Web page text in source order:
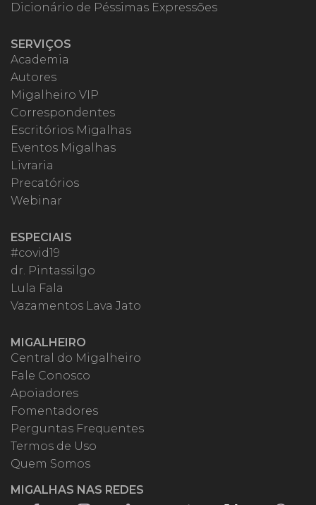
Dicionário de Péssimas Expressões
SERVIÇOS
Academia
Autores
Migalheiro VIP
Correspondentes
Escritórios Migalhas
Eventos Migalhas
Livraria
Precatórios
Webinar
ESPECIAIS
#covid19
dr. Pintassilgo
Lula Fala
Vazamentos Lava Jato
MIGALHEIRO
Central do Migalheiro
Fale Conosco
Apoiadores
Fomentadores
Perguntas Frequentes
Termos de Uso
Quem Somos
MIGALHAS NAS REDES